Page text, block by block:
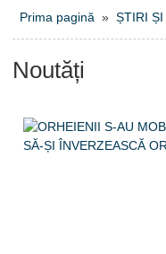
Prima pagină » ȘTIRI
Noutăți